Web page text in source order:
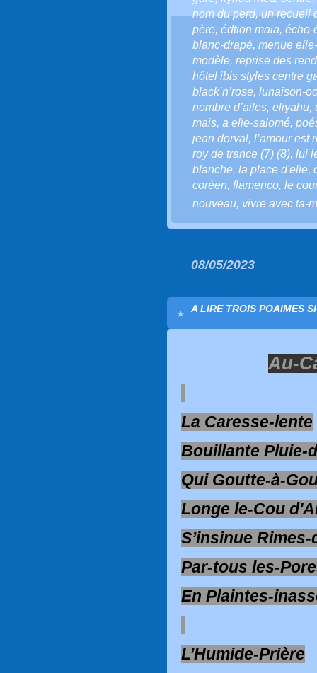
nom du perd,un recueil
père, édtion maia, écho-
blanc-drapé, menue
modèle, reprise des
hôtel ibis styles centre
black’n’rose, lunaison-
nombre d’ailes, eliyahu,
mais, a elie-salomé,
jean dorval, l’amour est
roy de trance (7) (8), lui
blanche, la place d'elie,
coréen, flamenco, le
nouveau, vivre avec ta-
08/05/2023
A LIRE TROIS POAIMES
Au-
La Caresse-lente
Bouillante Pluie-
Qui Goutte-à-
Longe le-Cou
S’insinue
Par-tous les-
En Plaintes-
L’Humide-Prière